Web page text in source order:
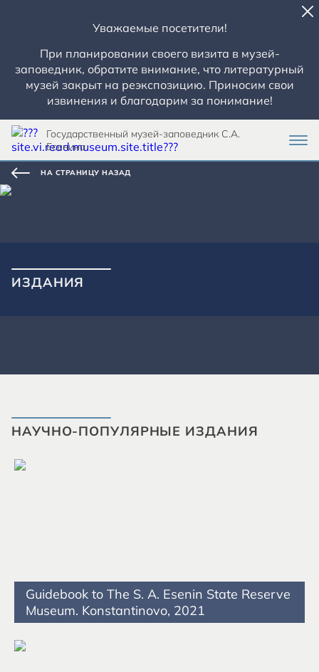
Уважаемые посетители!
При планировании своего визита в музей-
заповедник, обратите внимание, что литературный
музей закрыт на реэкспозицию. Приносим свои
извинения и благодарим за понимание!
Государственный музей-заповедник С.А.
Есенина
НА СТРАНИЦУ НАЗАД
ИЗДАНИЯ
НАУЧНО-ПОПУЛЯРНЫЕ ИЗДАНИЯ
Guidebook to The S. A. Esenin State Reserve
Museum. Konstantinovo, 2021